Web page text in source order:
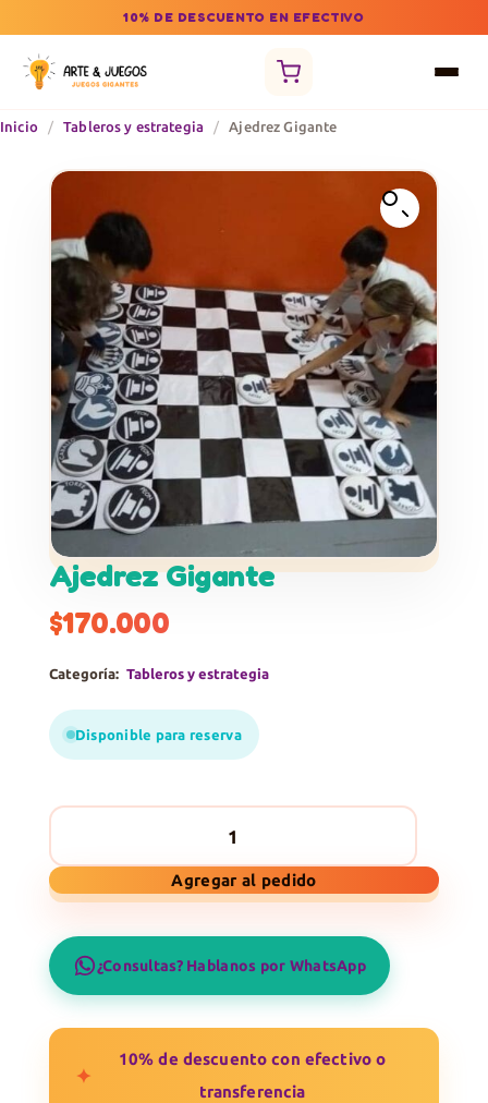
10% DE DESCUENTO EN EFECTIVO
Inicio / Tableros y estrategia / Ajedrez Gigante
Ajedrez Gigante
$170.000
Categoría: Tableros y estrategia
Disponible para reserva
Ajedrez
Gigante
Agregar al pedido
¿Consultas? Hablanos por WhatsApp
✦
10% de descuento con efectivo o
transferencia